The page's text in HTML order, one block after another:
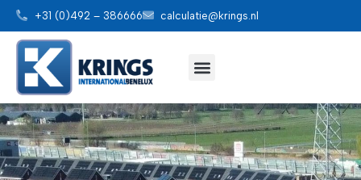
+31 (0)492 – 386666 calculatie@krings.nl